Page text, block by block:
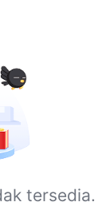
tersedia.